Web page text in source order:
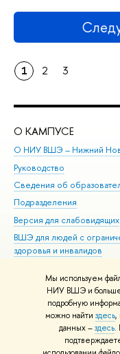
Мы используем
НИУ ВШЭ и
подробную
можно найти здесь,
данных –здесь.
1 2 3
О КАМПУСЕ
О НИУ ВШЭ – Нижний
Руководство
Сведения об
Подразделения
Версия для слабовидящих
ВШЭ для людей с
здоровья и инвалидов